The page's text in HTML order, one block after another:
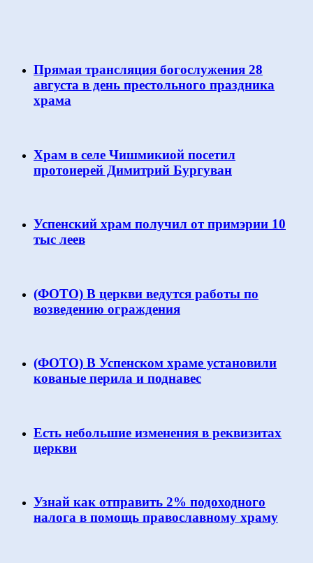
Прямая трансляция богослужения 28
августа в день престольного праздника
храма
Храм в селе Чишмикиой посетил
протоиерей Димитрий Бургуван
Успенский храм получил от примэрии 10
тыс леев
(ФОТО) В церкви ведутся работы по
возведению ограждения
(ФОТО) В Успенском храме установили
кованые перила и поднавес
Есть небольшие изменения в реквизитах
церкви
Узнай как отправить 2% подоходного
налога в помощь православному храму